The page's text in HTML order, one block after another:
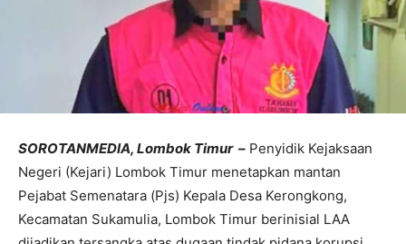
SOROTANMEDIA, Lombok Timur – Penyidik Kejaksaan
Negeri (Kejari) Lombok Timur menetapkan mantan
Pejabat Semenatara (Pjs) Kepala Desa Kerongkong,
Kecamatan Sukamulia, Lombok Timur berinisial LAA